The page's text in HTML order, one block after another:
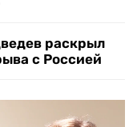
раскрыл
с Россией